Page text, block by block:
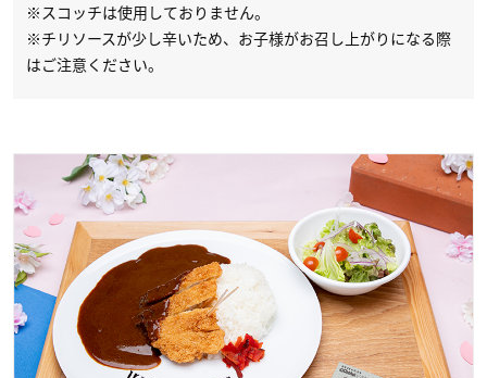
※スコッチは使用しておりません。
※チリソースが少し辛いため、お子様がお召し上がりになる際
はご注意ください。